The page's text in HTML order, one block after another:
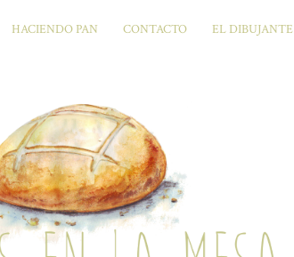
HACIENDO PAN CONTACTO EL DIBUJANTE